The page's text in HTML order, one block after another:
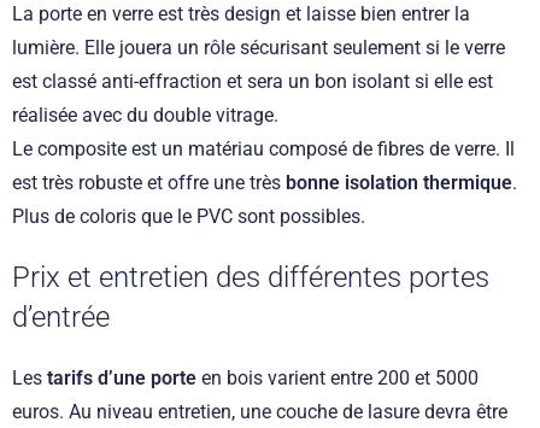
La porte en verre est très design et laisse bien entrer la
lumière. Elle jouera un rôle sécurisant seulement si le verre
est classé anti-effraction et sera un bon isolant si elle est
réalisée avec du double vitrage.
Le composite est un matériau composé de fibres de verre. Il
est très robuste et offre une très bonne isolation thermique.
Plus de coloris que le PVC sont possibles.
Prix et entretien des différentes portes
d’entrée
Les tarifs d’une porte en bois varient entre 200 et 5000
euros. Au niveau entretien, une couche de lasure devra être